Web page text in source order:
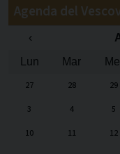
Agenda del
‹
Lun
Mar
27
28 29
3
4 5
10
11 12